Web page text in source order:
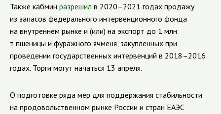
Также кабмин разрешил в 2020–2021 годах продажу
из запасов федерального интервенционного фонда
на внутреннем рынке и (или) на экспорт до 1 млн
т пшеницы и фуражного ячменя, закупленных при
проведении государственных интервенций в 2018–2016
годах. Торги могут начаться 13 апреля.
О подготовке ряда мер для поддержания стабильности
на продовольственном рынке России и стран ЕАЭС